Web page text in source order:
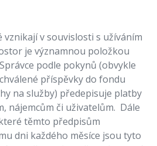
v souvislosti s užíváním
je významnou položkou
podle pokynů (obvykle
příspěvky do fondu
na služby) předepisuje platby
nájemcům či uživatelům. Dále
těmto předpisům
dni každého měsíce jsou tyto